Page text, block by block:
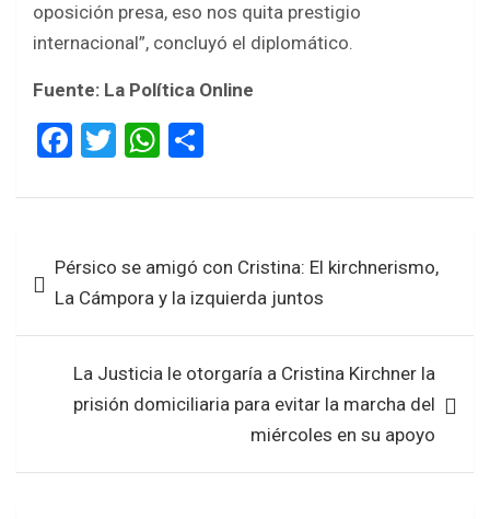
oposición presa, eso nos quita prestigio
internacional”, concluyó el diplomático.
Fuente: La Política Online
F
ce
o
o
k
T
tt
W
at
A
p
p
ar
de
entradas
Pérsico se amigó con Cristina: El kirchnerismo,
La Cámpora y la izquierda juntos
La Justicia le otorgaría a Cristina Kirchner la
prisión domiciliaria para evitar la marcha del
miércoles en su apoyo